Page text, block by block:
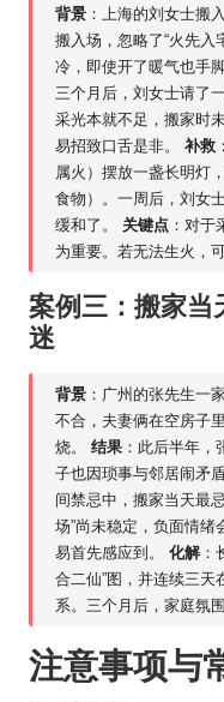
背景 ：上海的刘女士搬
搬入场，忽略了“火先入
冷，即使开了暖气也手
三个月后，刘女士请了
采光本就不足，搬家时
易招致口舌是非。补救
属火）摆放一盏长明灯
食物）。一周后，刘女
缓和了。 关键点 ：对于
为重要。若无法生火，
案例三：搬家当
迷
背景 ：广州的张先生一
不合，夫妻俩在空房子
烧。结果 ：此后半年
子也因琐事与邻居闹矛
间禁忌中，搬家当天最
场”尚未稳定，负面情
易首先感应到。化解：
合二仙”图，并连续三
系。三个月后，家庭氛
注意事项与